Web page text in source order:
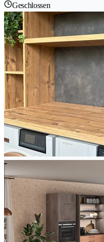
Geschlossen